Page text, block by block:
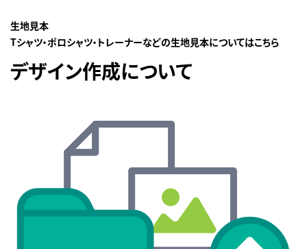
生地見本
Tシャツ・ポロシャツ・トレーナーなどの生地見本についてはこちら
デザイン作成について